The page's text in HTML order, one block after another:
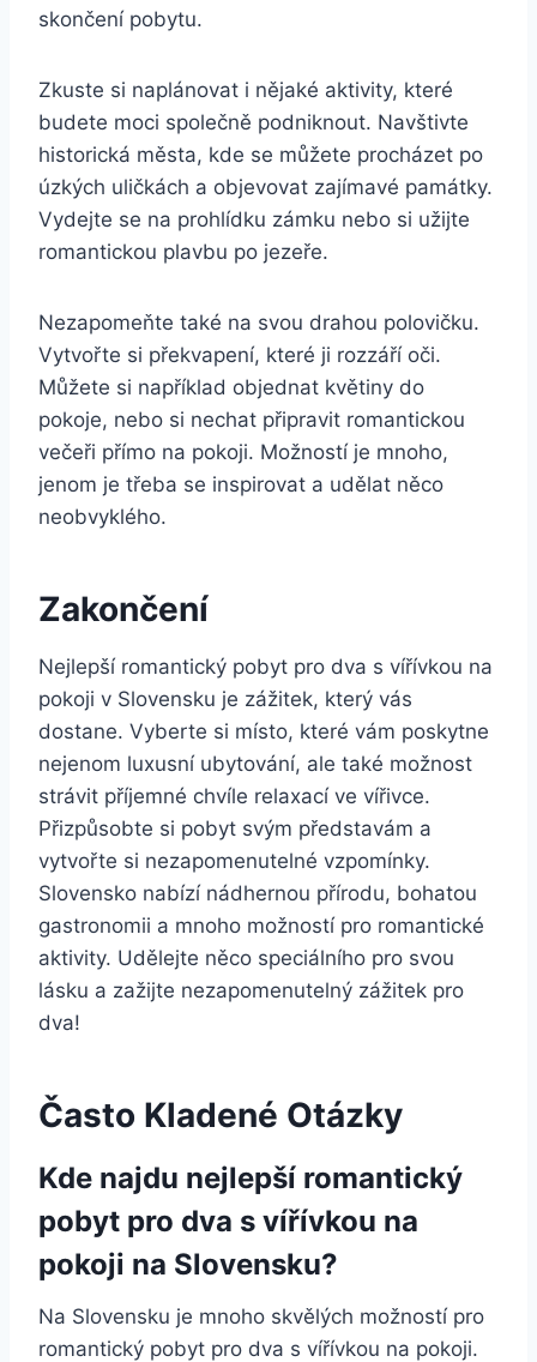
skončení pobytu.
Zkuste si naplánovat i nějaké aktivity, které
budete moci společně podniknout. Navštivte
historická města, kde se můžete procházet po
úzkých uličkách a objevovat zajímavé památky.
Vydejte se na prohlídku zámku nebo si užijte
romantickou plavbu po jezeře.
Nezapomeňte také na svou drahou polovičku.
Vytvořte si překvapení, které ji rozzáří oči.
Můžete si například objednat květiny do
pokoje, nebo si nechat připravit romantickou
večeři přímo na pokoji. Možností je mnoho,
jenom je třeba se inspirovat a udělat něco
neobvyklého.
Zakončení
Nejlepší romantický pobyt pro dva s vířívkou na
pokoji v Slovensku je zážitek, který vás
dostane. Vyberte si místo, které vám poskytne
nejenom luxusní ubytování, ale také možnost
strávit příjemné chvíle relaxací ve vířivce.
Přizpůsobte si pobyt svým představám a
vytvořte si nezapomenutelné vzpomínky.
Slovensko nabízí nádhernou přírodu, bohatou
gastronomii a mnoho možností pro romantické
aktivity. Udělejte něco speciálního pro svou
lásku a zažijte nezapomenutelný zážitek pro
dva!
Často Kladené Otázky
Kde najdu nejlepší romantický
pobyt pro dva s vířívkou na
pokoji na Slovensku?
Na Slovensku je mnoho skvělých možností pro
romantický pobyt pro dva s vířívkou na pokoji.